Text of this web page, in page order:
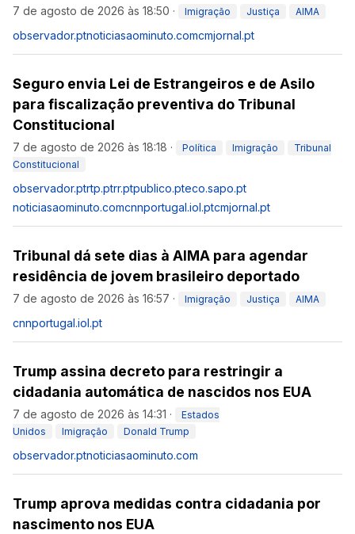
7 de agosto de 2026 às 18:50 · Imigração Justiça AIMA
observador.ptnoticiasaominuto.comcmjornal.pt
Seguro envia Lei de Estrangeiros e de Asilo
para fiscalização preventiva do Tribunal
Constitucional
7 de agosto de 2026 às 18:18 · Política Imigração
Tribunal
Constitucional
observador.ptrtp.ptrr.ptpublico.pteco.sapo.pt
noticiasaominuto.comcnnportugal.iol.ptcmjornal.pt
Tribunal dá sete dias à AIMA para agendar
residência de jovem brasileiro deportado
7 de agosto de 2026 às 16:57 · Imigração Justiça AIMA
cnnportugal.iol.pt
Trump assina decreto para restringir a
cidadania automática de nascidos nos EUA
7 de agosto de 2026 às 14:31 ·
Estados
Unidos
Imigração Donald Trump
observador.ptnoticiasaominuto.com
Trump aprova medidas contra cidadania por
nascimento nos EUA